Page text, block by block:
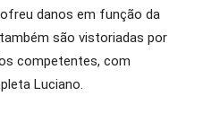
danos em função da
são vistoriadas por
competentes, com
Luciano.